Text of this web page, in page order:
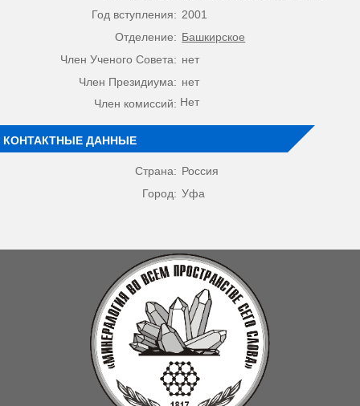
Год вступления: 2001
Отделение: Башкирское
Член Ученого Совета: нет
Член Президиума: нет
Член комиссий: Нет
КОНТАКТНЫЕ ДАННЫЕ
Страна: Россия
Город: Уфа